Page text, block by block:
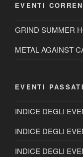
EVENTI
GRIND SUMMER
METAL AGAINST
EVENTI PASSATI
INDICE DEGLI
INDICE DEGLI
INDICE DEGLI